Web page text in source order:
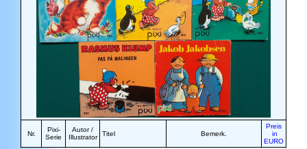
Nr.
Pixi-
Serie
Autor /
Illustrator
Titel Bemerk.
Preis
in
EURO